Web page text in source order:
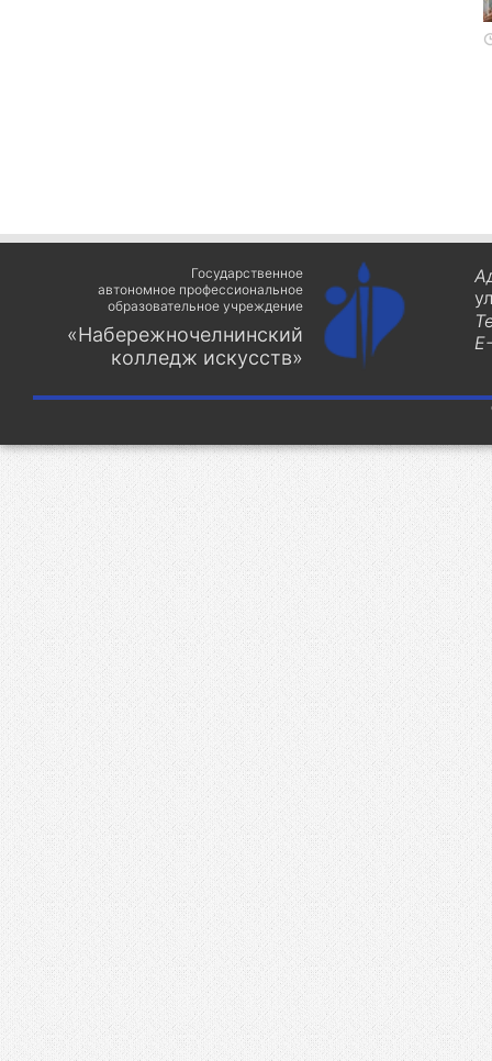
Государственное
автономное профессиональное
образовательное учреждение
«Набережночелнинский
колледж искусств»